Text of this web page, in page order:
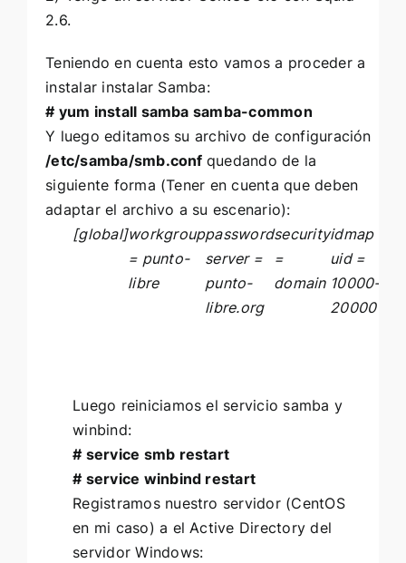
2.6.
Teniendo en cuenta esto vamos a proceder a
instalar instalar Samba:
# yum install samba samba-common
Y luego editamos su archivo de configuración
/etc/samba/smb.conf quedando de la
siguiente forma (Tener en cuenta que deben
adaptar el archivo a su escenario):
[global]workgroup
= punto-
libre
password
server =
punto-
libre.org
security
=
domain
idmap
uid =
10000-
20000
Luego reiniciamos el servicio samba y
winbind:
# service smb restart
# service winbind restart
Registramos nuestro servidor (CentOS
en mi caso) a el Active Directory del
servidor Windows: